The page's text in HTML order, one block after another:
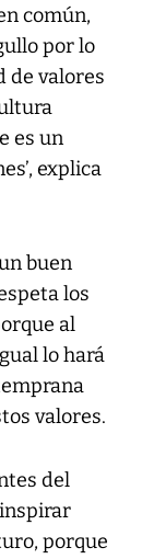
común,
por lo
de valores
es un
explica
buen
los
al
lo hará
valores.
del
porque